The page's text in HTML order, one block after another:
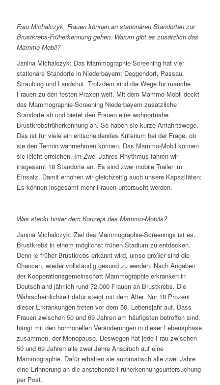
Frau Michalczyk, Frauen können an stationären Standorten zur
Brustkrebs-Früherkennung gehen. Warum gibt es zusätzlich das
Mammo-Mobil?
Janina Michalczyk: Das Mammographie-Screening hat vier
stationäre Standorte in Niederbayern: Deggendorf, Passau,
Straubing und Landshut. Trotzdem sind die Wege für manche
Frauen zu den festen Praxen weit. Mit dem Mammo-Mobil deckt
das Mammographie-Screening Niederbayern zusätzliche
Standorte ab und bietet den Frauen eine wohnortnahe
Brustkrebsfrüherkennung an. So haben sie kurze Anfahrtswege.
Das ist für viele ein entscheidendes Kriterium bei der Frage, ob
sie den Termin wahrnehmen können. Das Mammo-Mobil können
sie leicht erreichen. Im Zwei-Jahres-Rhythmus fahren wir
insgesamt 18 Standorte an. Es sind zwei mobile Trailer im
Einsatz. Damit erhöhen wir gleichzeitig auch unsere Kapazitäten:
Es können insgesamt mehr Frauen untersucht werden.
Was steckt hinter dem Konzept des Mammo-Mobils?
Janina Michalczyk: Ziel des Mammographie-Screenings ist es,
Brustkrebs in einem möglichst frühen Stadium zu entdecken.
Denn je früher Brustkrebs erkannt wird, umso größer sind die
Chancen, wieder vollständig gesund zu werden. Nach Angaben
der Kooperationsgemeinschaft Mammographie erkranken in
Deutschland jährlich rund 72.000 Frauen an Brustkrebs. Die
Wahrscheinlichkeit dafür steigt mit dem Alter. Nur 18 Prozent
dieser Erkrankungen treten vor dem 50. Lebensjahr auf. Dass
Frauen zwischen 50 und 69 Jahren am häufigsten betroffen sind,
hängt mit den hormonellen Veränderungen in dieser Lebensphase
zusammen, der Menopause. Deswegen hat jede Frau zwischen
50 und 69 Jahren alle zwei Jahre Anspruch auf eine
Mammographie. Dafür erhalten sie automatisch alle zwei Jahre
eine Erinnerung an die anstehende Früherkennungsuntersuchung
per Post.